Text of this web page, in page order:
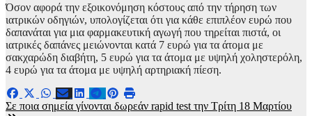
Όσον αφορά την εξοικονόμηση κόστους από την τήρηση των
ιατρικών οδηγιών, υπολογίζεται ότι για κάθε επιπλέον ευρώ που
δαπανάται για μια φαρμακευτική αγωγή που τηρείται πιστά, οι
ιατρικές δαπάνες μειώνονται κατά 7 ευρώ για τα άτομα με
σακχαρώδη διαβήτη, 5 ευρώ για τα άτομα με υψηλή χοληστερόλη,
4 ευρώ για τα άτομα με υψηλή αρτηριακή πίεση.
Πλοήγηση
Σε ποια σημεία γίνονται δωρεάν rapid test την Τρίτη 18 Μαρτίου